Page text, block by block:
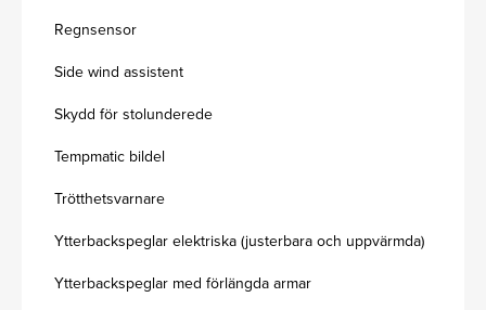
Regnsensor
Side wind assistent
Skydd för stolunderede
Tempmatic bildel
Trötthetsvarnare
Ytterbackspeglar elektriska (justerbara och uppvärmda)
Ytterbackspeglar med förlängda armar